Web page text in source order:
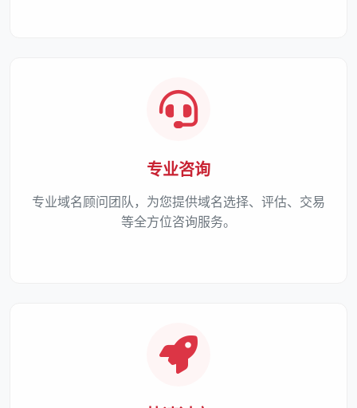
专业咨询
专业域名顾问团队，为您提供域名选择、评估、交易
等全方位咨询服务。